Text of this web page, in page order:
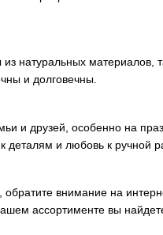
натуральных материалов,
и долговечны.
и друзей, особенно на
деталям и любовь к ручной
внимание на
ассортименте вы